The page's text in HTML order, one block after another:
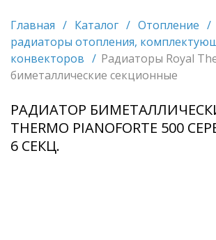
Главная / Каталог / Отопление /
радиаторы отопления,
конвекторов / Радиаторы Royal
биметаллические секционные
РАДИАТОР
THERMO PIANOFORTE 500
6 СЕКЦ.